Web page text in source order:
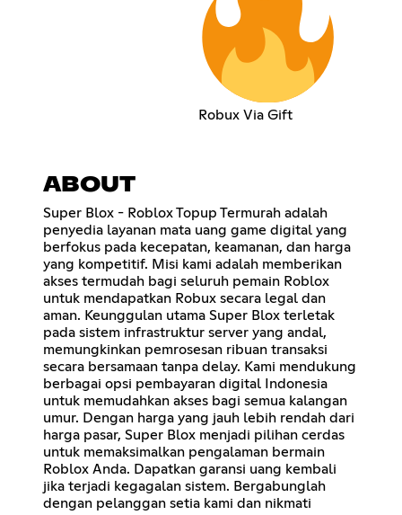
Robux Via Gift
ABOUT
Super Blox - Roblox Topup Termurah adalah
penyedia layanan mata uang game digital yang
berfokus pada kecepatan, keamanan, dan harga
yang kompetitif. Misi kami adalah memberikan
akses termudah bagi seluruh pemain Roblox
untuk mendapatkan Robux secara legal dan
aman. Keunggulan utama Super Blox terletak
pada sistem infrastruktur server yang andal,
memungkinkan pemrosesan ribuan transaksi
secara bersamaan tanpa delay. Kami mendukung
berbagai opsi pembayaran digital Indonesia
untuk memudahkan akses bagi semua kalangan
umur. Dengan harga yang jauh lebih rendah dari
harga pasar, Super Blox menjadi pilihan cerdas
untuk memaksimalkan pengalaman bermain
Roblox Anda. Dapatkan garansi uang kembali
jika terjadi kegagalan sistem. Bergabunglah
dengan pelanggan setia kami dan nikmati